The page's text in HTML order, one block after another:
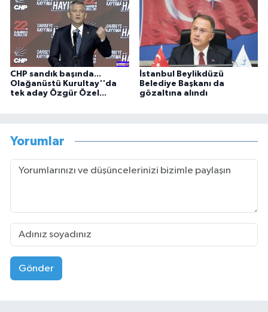
CHP sandık başında...
Olağanüstü Kurultay''da
tek aday Özgür Özel...
İstanbul Beylikdüzü
Belediye Başkanı da
gözaltına alındı
Yorumlar
Gönder